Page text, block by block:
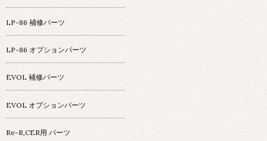
LP-86 補修パーツ
LP-86 オプションパーツ
EVOL 補修パーツ
EVOL オプションパーツ
Re-R,CER用 パーツ